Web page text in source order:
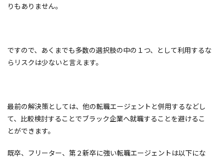
りもありません。
ですので、あくまでも多数の選択肢の中の１つ、として利用するな
らリスクは少ないと言えます。
最前の解決策としては、他の転職エージェントと併用するなどし
て、比較検討することでブラック企業へ就職することを避けるこ
とができます。
既卒、フリーター、第２新卒に強い転職エージェントは以下にな